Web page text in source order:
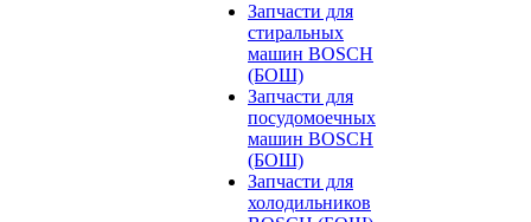
Запчасти для
стиральных
машин BOSCH
(БОШ)
Запчасти для
посудомоечных
машин BOSCH
(БОШ)
Запчасти для
холодильников